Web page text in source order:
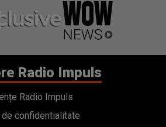
Radio Impuls
Radio Impuls
de confidentialitate